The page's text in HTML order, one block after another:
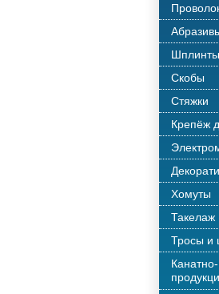
Шплинты
Скобы
Стяжки
Крепёж
Хомуты
Такелаж
Тросы и